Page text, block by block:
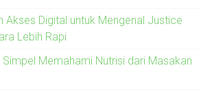
Akses Digital untuk Mengenal Justice
Lebih Rapi
Simpel Memahami Nutrisi dari Masakan